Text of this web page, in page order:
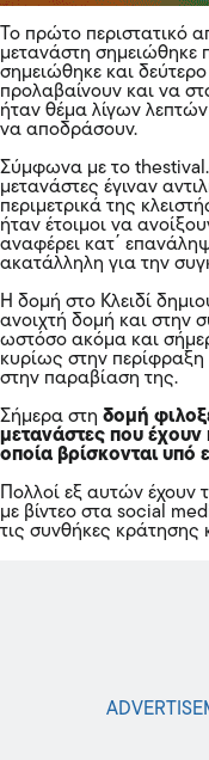
Το πρώτο περιστατικό
μετανάστη σημειώθηκε
σημειώθηκε και
προλαβαίνουν και να
ήταν θέμα λίγων
να αποδράσουν.
Σύμφωνα με το
μετανάστες έγιναν
περιμετρικά της
ήταν έτοιμοι να
αναφέρει κατ΄
ακατάλληλη για την
Η δομή στο Κλειδί
ανοιχτή δομή και στην
ωστόσο ακόμα και
κυρίως στην περίφραξη
στην παραβίαση της.
Σήμερα στη δομή
μετανάστες που έχουν
οποία βρίσκονται υπό
Πολλοί εξ αυτών έχουν
με βίντεο στα social
τις συνθήκες κράτησης